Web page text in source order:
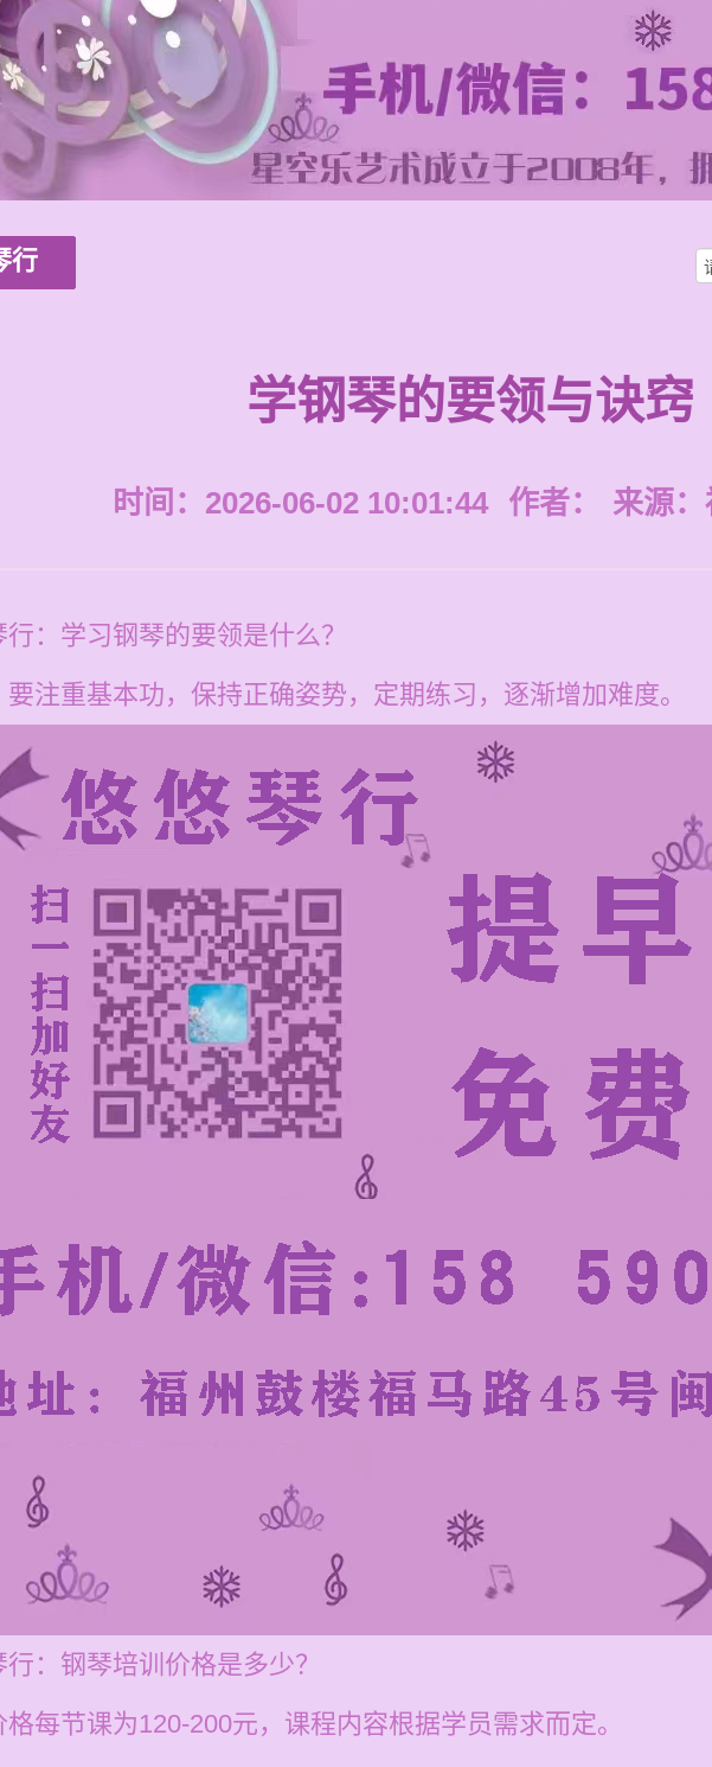
行
学钢琴的要领与诀窍
时间：2026-06-02 10:01:44 作者： 来源：
：学习钢琴的要领是什么？
注重基本功，保持正确姿势，定期练习，逐渐增加难度。
：钢琴培训价格是多少？
每节课为120-200元，课程内容根据学员需求而定。